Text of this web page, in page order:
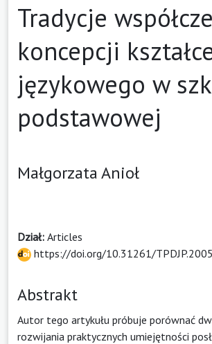
Tradycje
koncepcji
językowego w
podstawowej
Małgorzata Anioł
Dział: Articles
https://doi.org/10.31261/
Abstrakt
Autor tego artykułu próbuje porównać
rozwijania praktycznych umiejętności